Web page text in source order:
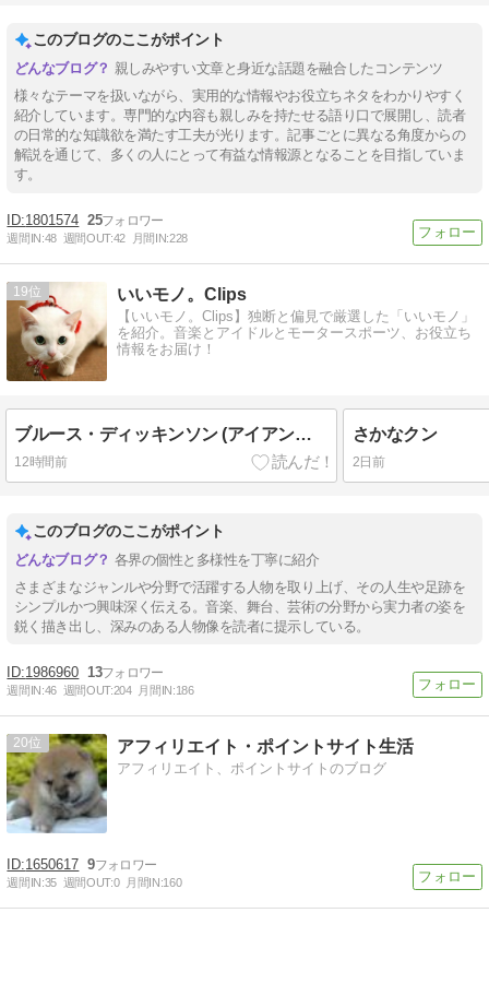
このブログのここがポイント
親しみやすい文章と身近な話題を融合したコンテンツ
様々なテーマを扱いながら、実用的な情報やお役立ちネタをわかりやすく
紹介しています。専門的な内容も親しみを持たせる語り口で展開し、読者
の日常的な知識欲を満たす工夫が光ります。記事ごとに異なる角度からの
解説を通じて、多くの人にとって有益な情報源となることを目指していま
す。
1801574 25
週間IN:48 週間OUT:42 月間IN:228
19 いいモノ。Clips
【いいモノ。Clips】独断と偏見で厳選した「いいモノ」
を紹介。音楽とアイドルとモータースポーツ、お役立ち
情報をお届け！
ブルース・ディッキンソン (アイアン・メイデン)
12時間前
さかなクン
2日前
このブログのここがポイント
各界の個性と多様性を丁寧に紹介
さまざまなジャンルや分野で活躍する人物を取り上げ、その人生や足跡を
シンプルかつ興味深く伝える。音楽、舞台、芸術の分野から実力者の姿を
鋭く描き出し、深みのある人物像を読者に提示している。
1986960 13
週間IN:46 週間OUT:204 月間IN:186
20 アフィリエイト・ポイントサイト生活
アフィリエイト、ポイントサイトのブログ
1650617 9
週間IN:35 週間OUT:0 月間IN:160